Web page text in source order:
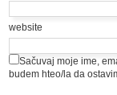
website
Sačuvaj moje ime,
budem hteo/la da